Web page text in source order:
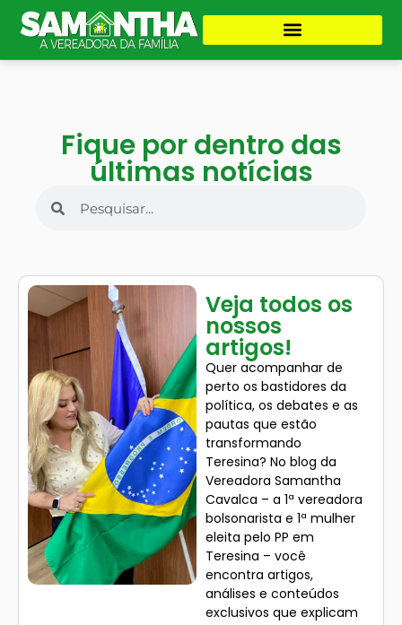
Fique por dentro das
últimas notícias
Veja todos os
nossos
artigos!
Quer acompanhar de
perto os bastidores da
política, os debates e as
pautas que estão
transformando
Teresina? No blog da
Vereadora Samantha
Cavalca – a 1ª vereadora
bolsonarista e 1ª mulher
eleita pelo PP em
Teresina – você
encontra artigos,
análises e conteúdos
exclusivos que explicam